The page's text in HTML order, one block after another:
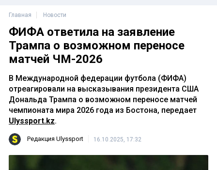
Главная Новости
ФИФА ответила на заявление
Трампа о возможном переносе
матчей ЧМ-2026
В Международной федерации футбола (ФИФА)
отреагировали на высказывания президента США
Дональда Трампа о возможном переносе матчей
чемпионата мира 2026 года из Бостона, передает
Ulyssport.kz.
Редакция Ulyssport 16.10.2025, 17:32